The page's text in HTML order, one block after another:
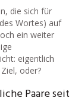
die sich für
Wortes) auf
ein weiter
eigentlich
oder?
Paare seit